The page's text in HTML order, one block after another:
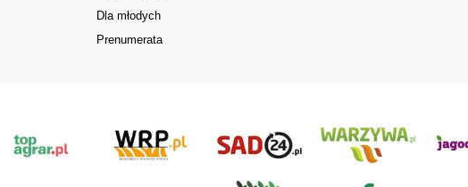
Dla młodych
Prenumerata